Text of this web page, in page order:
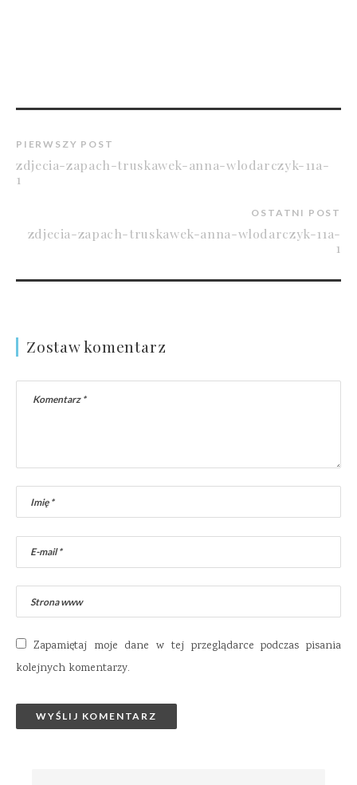
PIERWSZY POST
zdjecia-zapach-truskawek-anna-wlodarczyk-11a-
1
OSTATNI POST
zdjecia-zapach-truskawek-anna-wlodarczyk-11a-
1
Zostaw komentarz
Zapamiętaj moje dane w tej przeglądarce podczas pisania
kolejnych komentarzy.